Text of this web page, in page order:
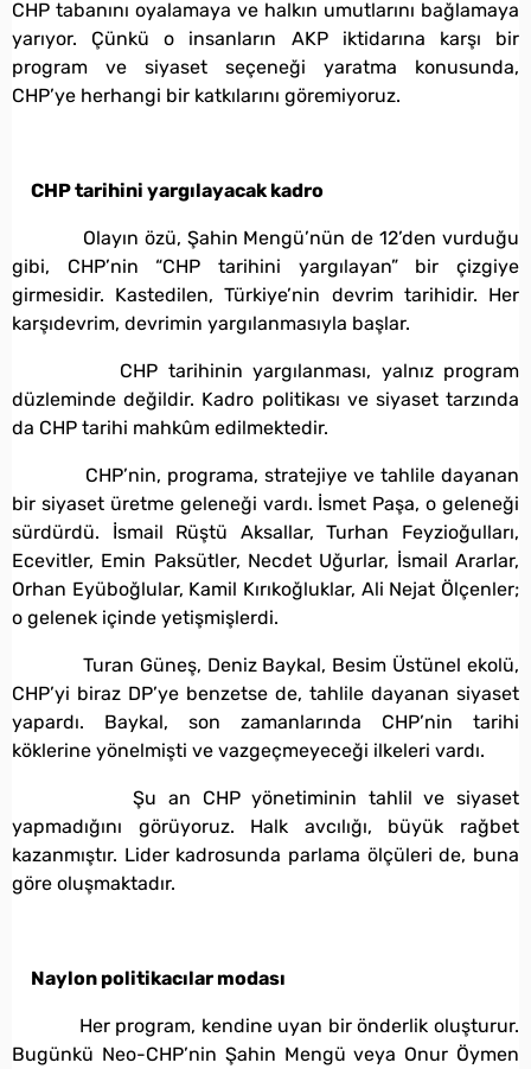
CHP tabanını oyalamaya ve halkın umutlarını bağlamaya
yarıyor. Çünkü o insanların AKP iktidarına karşı bir
program ve siyaset seçeneği yaratma konusunda,
CHP’ye herhangi bir katkılarını göremiyoruz.
CHP tarihini yargılayacak kadro
Olayın özü, Şahin Mengü’nün de 12’den vurduğu
gibi, CHP’nin “CHP tarihini yargılayan” bir çizgiye
girmesidir. Kastedilen, Türkiye’nin devrim tarihidir. Her
karşıdevrim, devrimin yargılanmasıyla başlar.
CHP tarihinin yargılanması, yalnız program
düzleminde değildir. Kadro politikası ve siyaset tarzında
da CHP tarihi mahkûm edilmektedir.
CHP’nin, programa, stratejiye ve tahlile dayanan
bir siyaset üretme geleneği vardı. İsmet Paşa, o geleneği
sürdürdü. İsmail Rüştü Aksallar, Turhan Feyzioğulları,
Ecevitler, Emin Paksütler, Necdet Uğurlar, İsmail Ararlar,
Orhan Eyüboğlular, Kamil Kırıkoğluklar, Ali Nejat Ölçenler;
o gelenek içinde yetişmişlerdi.
Turan Güneş, Deniz Baykal, Besim Üstünel ekolü,
CHP’yi biraz DP’ye benzetse de, tahlile dayanan siyaset
yapardı. Baykal, son zamanlarında CHP’nin tarihi
köklerine yönelmişti ve vazgeçmeyeceği ilkeleri vardı.
Şu an CHP yönetiminin tahlil ve siyaset
yapmadığını görüyoruz. Halk avcılığı, büyük rağbet
kazanmıştır. Lider kadrosunda parlama ölçüleri de, buna
göre oluşmaktadır.
Naylon politikacılar modası
Her program, kendine uyan bir önderlik oluşturur.
Bugünkü Neo-CHP’nin Şahin Mengü veya Onur Öymen